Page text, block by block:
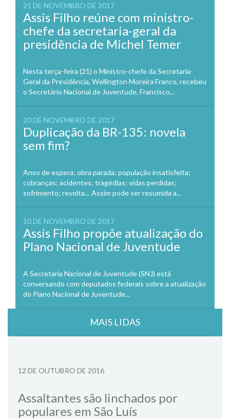
21 DE NOVEMBRO DE 2017
Assis Filho reúne com ministro-
chefe da secretaria-geral da
presidência de Michel Temer
Nesta terça-feira (21) o Ministro-chefe da Secretaria-
Geral da Presidência, Wellington Moreira Franco, recebeu
o Secretário Nacional de Juventude, Francisco...
20 DE NOVEMBRO DE 2017
Duplicação da BR-135: novela
sem fim?
Anos de espera; obra parada; população insatisfeita;
cobranças; acidentes; tragédias; vidas perdidas;
sofrimento; revolta… Assim pode ser resumida a...
10 DE NOVEMBRO DE 2017
Assis Filho propõe atualização do
Plano Nacional de Juventude
A Secretaria Nacional de Juventude (SNJ) está
conversando com deputados federais sobre a atualização
do Plano Nacional de Juventude...
MAIS LIDAS
12 DE OUTUBRO DE 2016
Assaltantes são linchados por
populares em São Luís